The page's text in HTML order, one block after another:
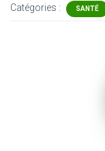
Catégories : SANTÉ